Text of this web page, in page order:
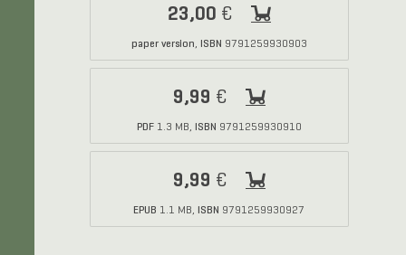
23,00 €
paper version, ISBN 9791259930903
9,99 €
PDF1.3 MB, ISBN 9791259930910
9,99 €
EPUB 1.1 MB, ISBN 9791259930927